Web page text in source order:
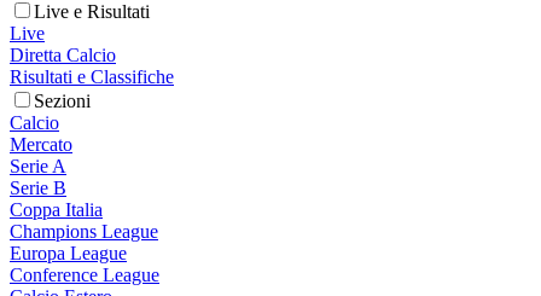
Live e Risultati
Live
Diretta Calcio
Risultati e Classifiche
Sezioni
Calcio
Mercato
Serie A
Serie B
Coppa Italia
Champions League
Europa League
Conference League